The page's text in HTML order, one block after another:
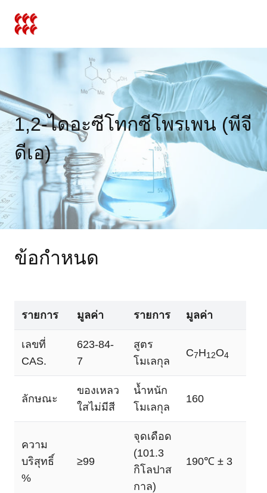
1,2-ไดอะซีโทกซีโพรเพน (พีจี
ดีเอ)
ข้อกำหนด
รายการ มูลค่า รายการ มูลค่า
เลขที่
CAS.
623-84-
7
สูตร
โมเลกุล
C7H12O4
ลักษณะ
ของเหลว
ใสไม่มีสี
น้ำหนัก
โมเลกุล
160
ความ
บริสุทธิ์
%
≥99
จุดเดือด
(101.3
กิโลปาส
กาล)
190℃ ± 3